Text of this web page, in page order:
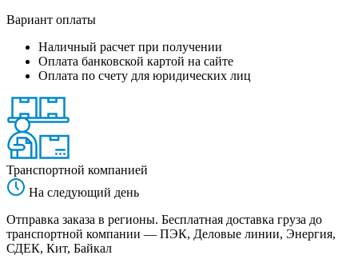
Вариант оплаты
Наличный расчет при получении
Оплата банковской картой на сайте
Оплата по счету для юридических лиц
Транспортной компанией
На следующий день
Отправка заказа в регионы. Бесплатная доставка груза до
транспортной компании — ПЭК, Деловые линии, Энергия,
СДЕК, Кит, Байкал